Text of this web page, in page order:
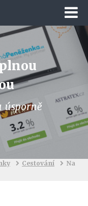
úsporně
Cestování
Na